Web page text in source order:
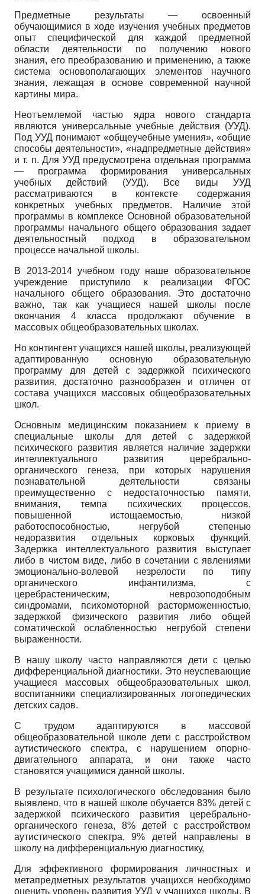
Предметные результаты — освоенный
обучающимися в ходе изучения учебных предметов
опыт специфической для каждой предметной
области деятельности по получению нового
знания, его преобразованию и применению, а также
система основополагающих элементов научного
знания, лежащая в основе современной научной
картины мира.
Неотъемлемой частью ядра нового стандарта
являются универсальные учебные действия (УУД).
Под УУД понимают «общеучебные умения», «общие
способы деятельности», «над­предметные действия»
и т. п. Для УУД предусмотрена отдельная программа
— программа формирования универсальных
учебных действий (УУД). Все виды УУД
рассматриваются в контексте содержания
конкретных учебных предметов. Наличие этой
программы в комплексе Основной образовательной
программы начального общего образования задает
деятельностный подход в образовательном
процессе начальной школы.
В 2013-2014 учебном году наше образовательное
учреждение приступило к реализации ФГОС
начального общего образования. Это достаточно
важно, так как учащиеся нашей школы после
окончания 4 класса продолжают обучение в
массовых общеобразовательных школах.
Но контингент учащихся нашей школы, реализующей
адаптированную основную образовательную
программу для детей с задержкой психического
развития, достаточно разнообразен и отличен от
состава учащихся массовых общеобразовательных
школ.
Основным медицинским показанием к приему в
специальные школы для детей с задержкой
психического развития является наличие задержки
интеллектуального развития церебрально-
органического генеза, при которых нарушения
познавательной деятельности связаны
преимущественно с недостаточностью памяти,
внимания, темпа психических процессов,
повышенной истощаемостью, низкой
работоспособностью, негрубой степенью
недоразвития отдельных корковых функций.
Задержка интеллектуального развития выступает
либо в чистом виде, либо в сочетании с явлениями
эмоционально-волевой незрелости по типу
органического инфантилизма, с
церебрастеническим, неврозоподобным
синдромами, психомоторной расторможенностью,
задержкой физического развития либо общей
соматической ослабленностью негрубой степени
выраженности.
В нашу школу часто направляются дети с целью
дифференциальной диагностики. Это неуспевающие
учащиеся массовых общеобразовательных школ,
воспитанники специализированных логопедических
детских садов.
С трудом адаптируются в массовой
общеобразовательной школе дети с расстройством
аутистического спектра, с нарушением опорно-
двигательного аппарата, и они также часто
становятся учащимися данной школы.
В результате психологического обследования было
выявлено, что в нашей школе обучается 83% детей с
задержкой психического развития церебрально-
органического генеза, 8% детей с расстройством
аутистического спектра, 9% детей направлены в
школу на дифференциальную диагностику,
Для эффективного формирования личностных и
метапредметных результатов учащихся необходимо
оценить уровень развития УУД у учащихся школы. В